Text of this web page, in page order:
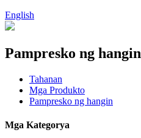
English
Pampresko ng hangin
Tahanan
Mga Produkto
Pampresko ng hangin
Mga Kategorya